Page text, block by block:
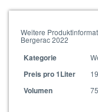
Weitere
Bergerac 2022
Kategorie
Preis pro 1Liter
Volumen